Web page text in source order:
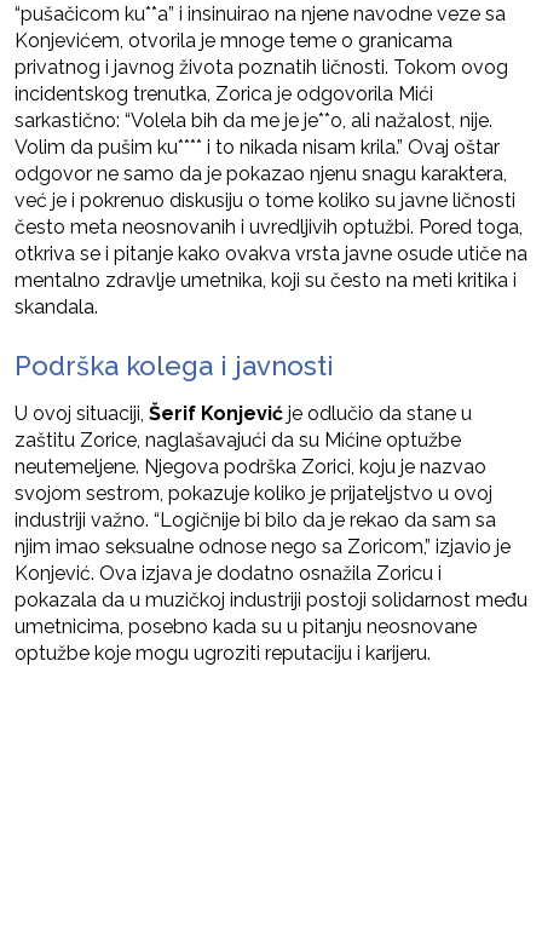
“pušačicom ku**a” i insinuirao na njene navodne veze sa
Konjevićem, otvorila je mnoge teme o granicama
privatnog i javnog života poznatih ličnosti. Tokom ovog
incidentskog trenutka, Zorica je odgovorila Mići
sarkastično: “Volela bih da me je je**o, ali nažalost, nije.
Volim da pušim ku**** i to nikada nisam krila.” Ovaj oštar
odgovor ne samo da je pokazao njenu snagu karaktera,
već je i pokrenuo diskusiju o tome koliko su javne ličnosti
često meta neosnovanih i uvredljivih optužbi. Pored toga,
otkriva se i pitanje kako ovakva vrsta javne osude utiče na
mentalno zdravlje umetnika, koji su često na meti kritika i
skandala.
Podrška kolega i javnosti
U ovoj situaciji, Šerif Konjević je odlučio da stane u
zaštitu Zorice, naglašavajući da su Mićine optužbe
neutemeljene. Njegova podrška Zorici, koju je nazvao
svojom sestrom, pokazuje koliko je prijateljstvo u ovoj
industriji važno. “Logičnije bi bilo da je rekao da sam sa
njim imao seksualne odnose nego sa Zoricom,” izjavio je
Konjević. Ova izjava je dodatno osnažila Zoricu i
pokazala da u muzičkoj industriji postoji solidarnost među
umetnicima, posebno kada su u pitanju neosnovane
optužbe koje mogu ugroziti reputaciju i karijeru.